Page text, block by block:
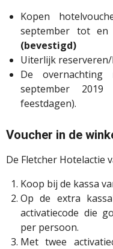
Kopen
september tot
(bevestigd)
Uiterlijk
De overnachting
september
feestdagen).
Voucher in de
De Fletcher Hotelactie
Koop bij de kassa
Op de extra
activatiecode die
per persoon.
Met twee